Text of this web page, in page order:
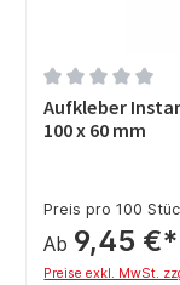
Aufkleber
100 x 60 mm
Preis pro 100
Ab 9,45 €*
Preise exkl. MwSt.